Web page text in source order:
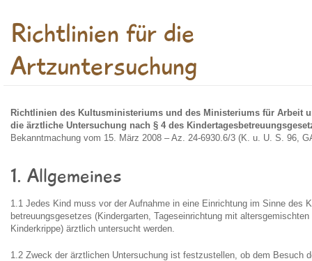
Richtlinien für die
Artzuntersuchung
Richtlinien des Kultusministeriums und des Ministeriums für Arbeit
die ärztliche Untersuchung nach § 4 des
Bekanntmachung vom 15. März 2008 – Az. 24-6930.6/3 (K. u. U. S. 96,
1. Allgemeines
1.1 Jedes Kind muss vor der Aufnahme in eine Einrichtung im Sinne des
betreuungsgesetzes (Kindergarten, Tageseinrichtung mit altersgemischten
Kinderkrippe) ärztlich untersucht werden.
1.2 Zweck der ärztlichen Untersuchung ist festzustellen, ob dem Besuch